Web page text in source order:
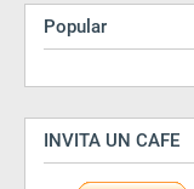
Popular
INVITA UN CAFE